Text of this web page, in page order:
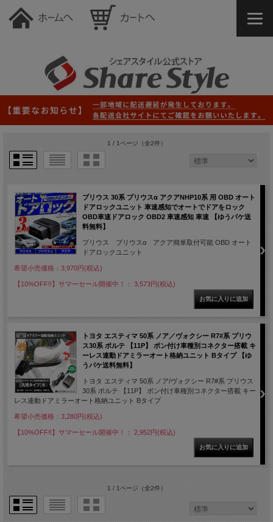
1 / 1ページ（全2件）
プリウス 30系 プリウスα アクアNHP10系 用 OBD オート
ドアロックユニット 車速感知でオートでドアをロック
OBD車速ドアロック OBD2 車速感知 車速 【ゆうパケ送
料無料】
プリウス プリウスα アクア簡単取付可能 OBD オート
ドアロックユニット
希望小売価格：3,970円(税込)
【10%OFF!!】サマーセール開催中！： 3,573円(税込)
トヨタ エスティマ 50系 ノア／ヴォクシー R7#系 プリウ
ス30系 ポルテ 【11P】 ポン付け車種別コネクター搭載 キ
ーレス連動ドアミラーオート格納ユニット Bタイプ 【ゆ
うパケ送料無料】
トヨタ エスティマ 50系 ノア/ヴォクシー R7#系 プリウス
30系 ポルテ 【11P】 ポン付け車種別コネクター搭載 キー
レス連動ドアミラーオート格納ユニット Bタイプ
希望小売価格：3,280円(税込)
【10%OFF!!】サマーセール開催中！： 2,952円(税込)
1 / 1ページ（全2件）